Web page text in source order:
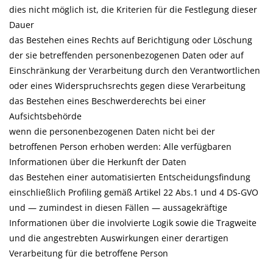
dies nicht möglich ist, die Kriterien für die Festlegung dieser
Dauer
das Bestehen eines Rechts auf Berichtigung oder Löschung
der sie betreffenden personenbezogenen Daten oder auf
Einschränkung der Verarbeitung durch den Verantwortlichen
oder eines Widerspruchsrechts gegen diese Verarbeitung
das Bestehen eines Beschwerderechts bei einer
Aufsichtsbehörde
wenn die personenbezogenen Daten nicht bei der
betroffenen Person erhoben werden: Alle verfügbaren
Informationen über die Herkunft der Daten
das Bestehen einer automatisierten Entscheidungsfindung
einschließlich Profiling gemäß Artikel 22 Abs.1 und 4 DS-GVO
und — zumindest in diesen Fällen — aussagekräftige
Informationen über die involvierte Logik sowie die Tragweite
und die angestrebten Auswirkungen einer derartigen
Verarbeitung für die betroffene Person